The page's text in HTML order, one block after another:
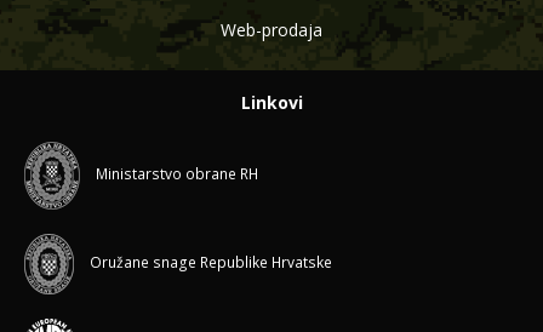
Web-prodaja
Linkovi
Ministarstvo obrane RH
Oružane snage Republike Hrvatske